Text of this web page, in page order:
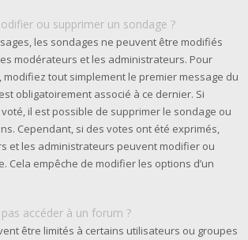
ou supprimer un sondage ?
les sondages ne peuvent être modifiés
modérateurs et les administrateurs. Pour
tout simplement le premier message du
obligatoirement associé à ce dernier. Si
il est possible de supprimer le sondage ou
Cependant, si des votes ont été exprimés,
et les administrateurs peuvent modifier ou
Cela empêche de modifier les options d’un
accéder à un forum ?
être limités à certains utilisateurs ou groupes